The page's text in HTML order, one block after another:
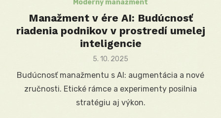
Moderný manažment
Manažment v ére AI: Budúcnosť
riadenia podnikov v prostredí umelej
inteligencie
Posted
5. 10. 2025
Budúcnosť manažmentu s AI: augmentácia a nové
zručnosti. Etické rámce a experimenty posilnia
stratégiu aj výkon.